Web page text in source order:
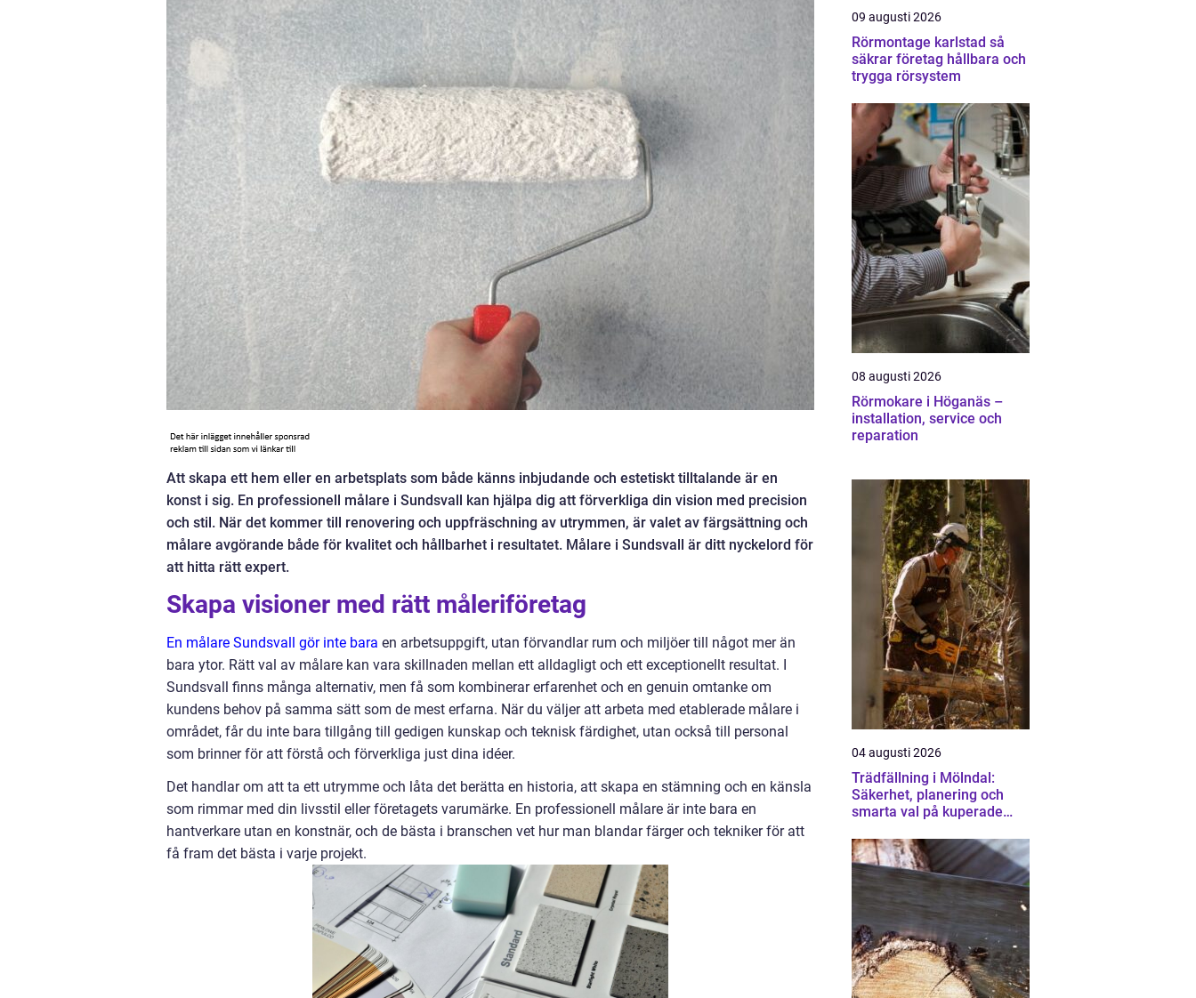
Att skapa ett hem eller en arbetsplats som både känns inbjudande och estetiskt tilltalande är en
konst i sig. En professionell målare i Sundsvall kan hjälpa dig att förverkliga din vision med precision
och stil. När det kommer till renovering och uppfräschning av utrymmen, är valet av färgsättning och
målare avgörande både för kvalitet och hållbarhet i resultatet. Målare i Sundsvall är ditt nyckelord för
att hitta rätt expert.
Skapa visioner med rätt måleriföretag
En målare Sundsvall gör inte bara en arbetsuppgift, utan förvandlar rum och miljöer till något mer än
bara ytor. Rätt val av målare kan vara skillnaden mellan ett alldagligt och ett exceptionellt resultat. I
Sundsvall finns många alternativ, men få som kombinerar erfarenhet och en genuin omtanke om
kundens behov på samma sätt som de mest erfarna. När du väljer att arbeta med etablerade målare i
området, får du inte bara tillgång till gedigen kunskap och teknisk färdighet, utan också till personal
som brinner för att förstå och förverkliga just dina idéer.
Det handlar om att ta ett utrymme och låta det berätta en historia, att skapa en stämning och en känsla
som rimmar med din livsstil eller företagets varumärke. En professionell målare är inte bara en
hantverkare utan en konstnär, och de bästa i branschen vet hur man blandar färger och tekniker för att
få fram det bästa i varje projekt.
09 augusti 2026
Rörmontage karlstad så
säkrar företag hållbara och
trygga rörsystem
08 augusti 2026
Rörmokare i Höganäs –
installation, service och
reparation
04 augusti 2026
Trädfällning i Mölndal:
Säkerhet, planering och
smarta val på kuperade